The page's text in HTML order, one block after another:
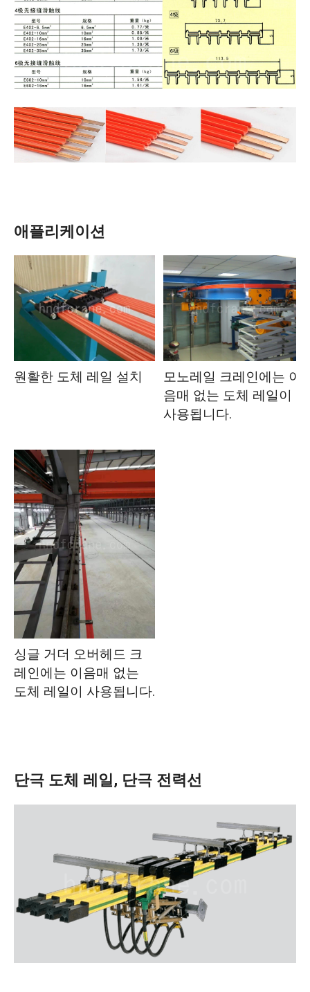
애플리케이션
원활한 도체 레일 설치
모노레일 크레인에는 이
음매 없는 도체 레일이
사용됩니다.
싱글 거더 오버헤드 크
레인에는 이음매 없는
도체 레일이 사용됩니다.
단극 도체 레일, 단극 전력선